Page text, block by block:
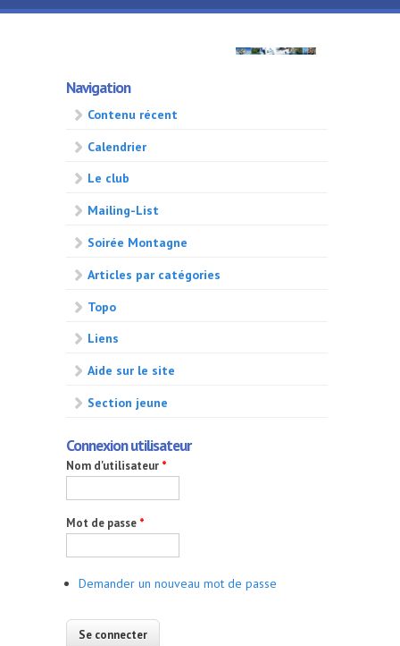
Aller au contenu principal
GMA
500
Navigation
Contenu récent
Calendrier
Le club
Mailing-List
Soirée Montagne
Articles par catégories
Topo
Liens
Aide sur le site
Section jeune
Connexion utilisateur
Nom d'utilisateur *
Mot de passe *
Demander un nouveau mot de passe